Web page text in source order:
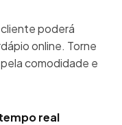
poderá
online. Torne
comodidade e
real